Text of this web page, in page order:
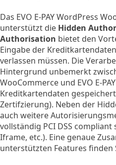
Das EVO E-PAY WordPress
unterstützt die Hidden
Authorisation bietet den
Eingabe der
verlassen müssen. Die
Hintergrund unbemerkt
WooCommerce und EVO E-
Kreditkartendaten gespeichert
Zertifzierung). Neben der
auch weitere
vollständig PCI DSS
Iframe, etc.). Eine genaue
unterstützten Features finden